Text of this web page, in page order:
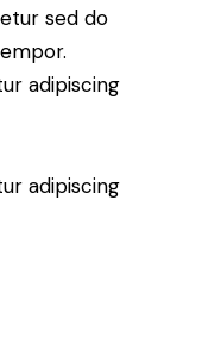
sed do
adipiscing
adipiscing